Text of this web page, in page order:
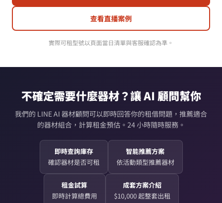
查看直播案例
實際可租型號以頁面當日清單與客服確認為準。
不確定需要什麼器材？讓 AI 顧問幫你
我們的 LINE AI 器材顧問可以即時回答你的租借問題，推薦適合
的器材組合，計算租金預估。24 小時隨時服務。
即時查詢庫存
確認器材是否可租
智能推薦方案
依活動類型推薦器材
租金試算
即時計算總費用
成套方案介紹
$10,000 起整套出租